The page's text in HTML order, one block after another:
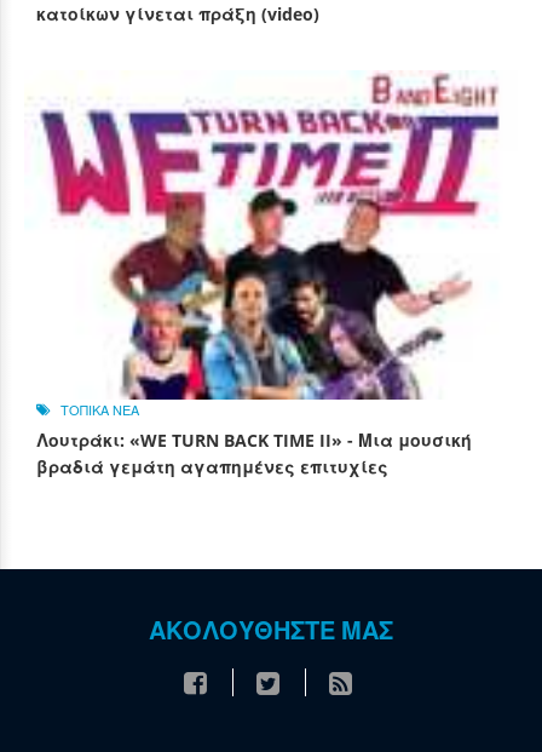
κατοίκων γίνεται πράξη (video)
ΤΟΠΙΚΑ ΝΕΑ
Λουτράκι: «WE TURN BACK TIME II» - Μια μουσική
βραδιά γεμάτη αγαπημένες επιτυχίες
ΑΚΟΛΟΥΘΗΣΤΕ ΜΑΣ